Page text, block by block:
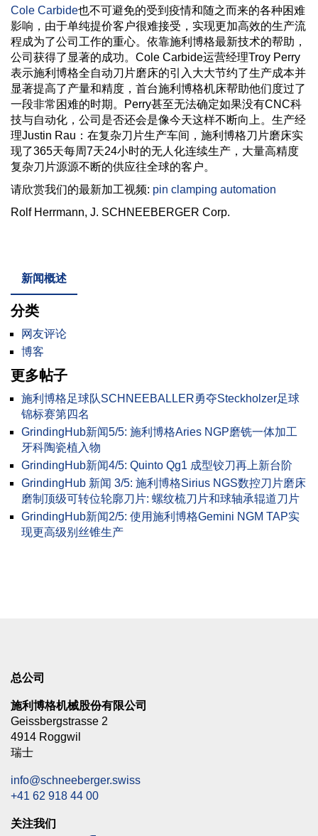
Cole Carbide也不可避免的受到疫情和随之而来的各种困难
影响，由于单纯提价客户很难接受，实现更加高效的生产流
程成为了公司工作的重心。依靠施利博格最新技术的帮助，
公司获得了显著的成功。Cole Carbide运营经理Troy Perry
表示施利博格全自动刀片磨床的引入大大节约了生产成本并
显著提高了产量和精度，首台施利博格机床帮助他们度过了
一段非常困难的时期。Perry甚至无法确定如果没有CNC科
技与自动化，公司是否还会是像今天这样不断向上。生产经
理Justin Rau：在复杂刀片生产车间，施利博格刀片磨床实
现了365天每周7天24小时的无人化连续生产，大量高精度
复杂刀片源源不断的供应往全球的客户。
请欣赏我们的最新加工视频: pin clamping automation
Rolf Herrmann, J. SCHNEEBERGER Corp.
新闻概述
分类
网友评论
博客
更多帖子
施利博格足球队SCHNEEBALLER勇夺Steckholzer足球
锦标赛第四名
GrindingHub新闻5/5: 施利博格Aries NGP磨铣一体加工
牙科陶瓷植入物
GrindingHub新闻4/5: Quinto Qg1 成型铰刀再上新台阶
GrindingHub 新闻 3/5: 施利博格Sirius NGS数控刀片磨床
磨制顶级可转位轮廓刀片: 螺纹梳刀片和球轴承辊道刀片
GrindingHub新闻2/5: 使用施利博格Gemini NGM TAP实
现更高级别丝锥生产
总公司
施利博格机械股份有限公司
Geissbergstrasse 2
4914 Roggwil
瑞士
info@schneeberger.swiss
+41 62 918 44 00
关注我们